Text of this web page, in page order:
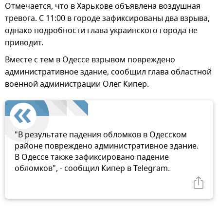
Отмечается, что в Харькове объявлена воздушная
тревога. С 11:00 в городе зафиксированы два взрыва,
однако подробности глава украинского города не
приводит.
Вместе с тем в Одессе взрывом повреждено
административное здание, сообщил глава областной
военной администрации Олег Кипер.
"В результате падения обломков в Одесском
районе повреждено административное здание.
В Одессе также зафиксировано падение
обломков", - сообщил Кипер в Telegram.